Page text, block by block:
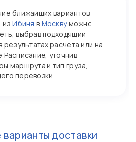
ближайших вариантов
изИбиня в Москвуможно
выбрав подходящий
результатах расчета или на
Расписание, уточнив
маршрута и тип груза,
перевозки.
доставки